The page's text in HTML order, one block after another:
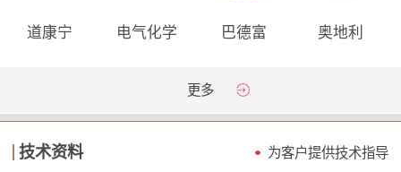
道康宁 电气化学 巴德富 奥地利
更多
技术资料 为客户提供技术指导